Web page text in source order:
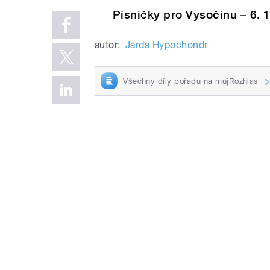
Písničky pro Vysočinu – 6.
autor: Jarda Hypochondr
Všechny díly pořadu na mujRozhlas